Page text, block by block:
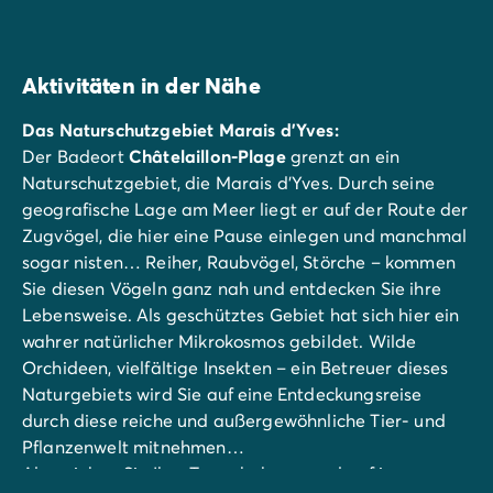
Aktivitäten in der Nähe
Das Naturschutzgebiet Marais d'Yves:
Der BadeortChâtelaillon-Plagegrenzt an ein
Naturschutzgebiet, die Marais d'Yves. Durch seine
geografische Lage am Meer liegt er auf der Route der
Zugvögel, die hier eine Pause einlegen und manchmal
sogar nisten… Reiher, Raubvögel, Störche – kommen
Sie diesen Vögeln ganz nah und entdecken Sie ihre
Lebensweise. Als geschütztes Gebiet hat sich hier ein
wahrer natürlicher Mikrokosmos gebildet. Wilde
Orchideen, vielfältige Insekten – ein Betreuer dieses
Naturgebiets wird Sie auf eine Entdeckungsreise
durch diese reiche und außergewöhnliche Tier- und
Pflanzenwelt mitnehmen…
Also, ziehen Sie Ihre Turnschuhe an und auf ins